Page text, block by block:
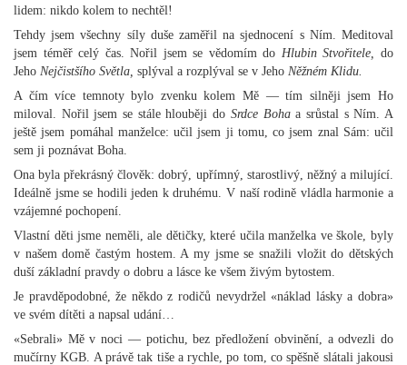
lidem: nikdo kolem to nechtěl!
Tehdy jsem všechny síly duše zaměřil na sjednocení s Ním. Meditoval
jsem téměř celý čas. Nořil jsem se vědomím do Hlubin Stvořitele, do
Jeho Nejčistšího Světla, splýval a rozplýval se v Jeho Něžném Klidu.
A čím více temnoty bylo zvenku kolem Mě — tím silněji jsem Ho
miloval. Nořil jsem se stále hlouběji do Srdce Bohaa srůstal s Ním. A
ještě jsem pomáhal manželce: učil jsem ji tomu, co jsem znal Sám: učil
sem ji poznávat Boha.
Ona byla překrásný člověk: dobrý, upřímný, starostlivý, něžný a milující.
Ideálně jsme se hodili jeden k druhému. V naší rodině vládla harmonie a
vzájemné pochopení.
Vlastní děti jsme neměli, ale dětičky, které učila manželka ve škole, byly
v našem domě častým hostem. A my jsme se snažili vložit do dětských
duší základní pravdy o dobru a lásce ke všem živým bytostem.
Je pravděpodobné, že někdo z rodičů nevydržel «náklad lásky a dobra»
ve svém dítěti a napsal udání…
«Sebrali» Mě v noci — potichu, bez předložení obvinění, a odvezli do
mučírny KGB. A právě tak tiše a rychle, po tom, co spěšně slátali jakousi